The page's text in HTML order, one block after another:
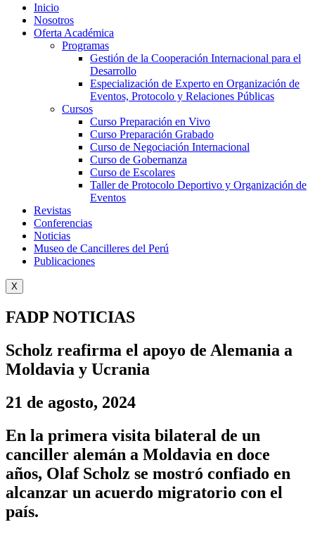
Inicio
Nosotros
Oferta Académica
Programas
Gestión de la Cooperación Internacional para el
Desarrollo
Especialización de Experto en Organización de
Eventos, Protocolo y Relaciones Públicas
Cursos
Curso Preparación en Vivo
Curso Preparación Grabado
Curso de Negociación Internacional
Curso de Gobernanza
Curso de Escolares
Taller de Protocolo Deportivo y Organización de
Eventos
Revistas
Conferencias
Noticias
Museo de Cancilleres del Perú
Publicaciones
X
FADP NOTICIAS
Scholz reafirma el apoyo de Alemania a
Moldavia y Ucrania
21 de agosto, 2024
En la primera visita bilateral de un
canciller alemán a Moldavia en doce
años, Olaf Scholz se mostró confiado en
alcanzar un acuerdo migratorio con el
país.